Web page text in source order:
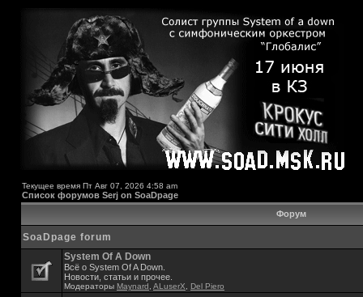
Текущее время Пт Авг 07, 2026 4:58 am
Список форумов Serj on SoaDpage
Форум
SoaDpage forum
System Of A Down
Всё о System Of A Down.
Новости, статьи и прочее.
Модераторы Maynard ALuserX Del Piero